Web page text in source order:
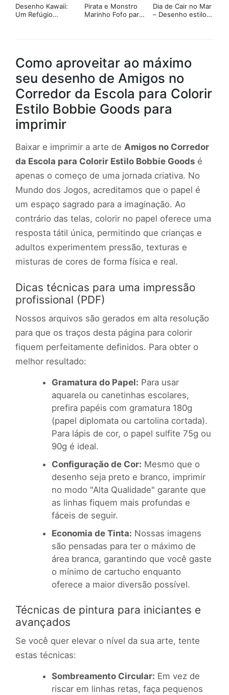
Desenho Kawaii:
Um Refúgio
Pirata e Monstro
Marinho Fofo para
Dia de Cair no Mar
– Desenho estilo
Como aproveitar ao máximo
seu desenho de Amigos no
Corredor da Escola para Colorir
Estilo Bobbie Goods para
imprimir
Baixar e imprimir a arte de Amigos no Corredor
da Escola para Colorir Estilo Bobbie Goods é
apenas o começo de uma jornada criativa. No
Mundo dos Jogos, acreditamos que o papel é
um espaço sagrado para a imaginação. Ao
contrário das telas, colorir no papel oferece uma
resposta tátil única, permitindo que crianças e
adultos experimentem pressão, texturas e
misturas de cores de forma física e real.
Dicas técnicas para uma impressão
profissional (PDF)
Nossos arquivos são gerados em alta resolução
para que os traços desta página para colorir
fiquem perfeitamente definidos. Para obter o
melhor resultado:
Gramatura do Papel: Para usar
aquarela ou canetinhas escolares,
prefira papéis com gramatura 180g
(papel diplomata ou cartolina cortada).
Para lápis de cor, o papel sulfite 75g ou
90g é ideal.
Configuração de Cor: Mesmo que o
desenho seja preto e branco, imprimir
no modo "Alta Qualidade" garante que
as linhas fiquem mais profundas e
fáceis de seguir.
Economia de Tinta: Nossas imagens
são pensadas para ter o máximo de
área branca, garantindo que você gaste
o mínimo de cartucho enquanto
oferece a maior diversão possível.
Técnicas de pintura para iniciantes e
avançados
Se você quer elevar o nível da sua arte, tente
estas técnicas:
Sombreamento Circular: Em vez de
riscar em linhas retas, faça pequenos